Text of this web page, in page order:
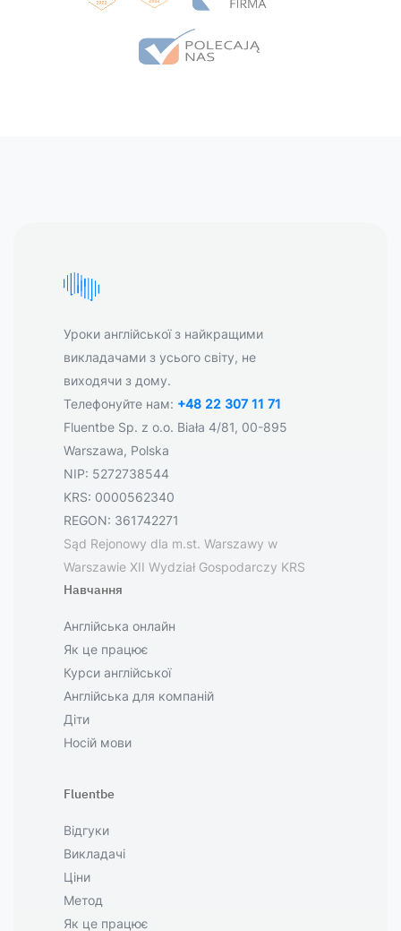
Уроки англійської з найкращими
викладачами з усього світу, не
виходячи з дому.
Телефонуйте нам: +48 22 307 11 71
Fluentbe Sp. z o.o. Biała 4/81, 00-895
Warszawa, Polska
NIP: 5272738544
KRS: 0000562340
REGON: 361742271
Sąd Rejonowy dla m.st. Warszawy w
Warszawie XII Wydział Gospodarczy KRS
Навчання
Англійська онлайн
Як це працює
Курси англійської
Англійська для компаній
Діти
Носій мови
Fluentbe
Відгуки
Викладачі
Ціни
Метод
Як це працює